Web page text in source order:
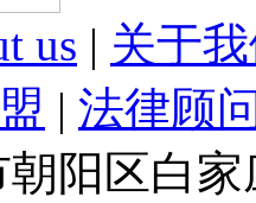
us | 关于
| 法律顾
阳区白